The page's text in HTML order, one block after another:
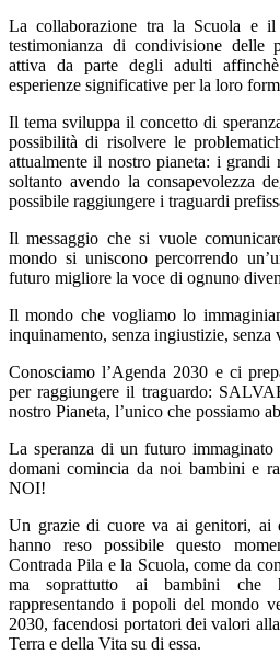
La collaborazione tra la Scuola e il
testimonianza di condivisione delle
attiva da parte degli adulti
esperienze significative per la loro
Il tema sviluppa il concetto di
possibilità di risolvere le
attualmente il nostro pianeta: i grandi
soltanto avendo la consapevolezza
possibile raggiungere i traguardi
Il messaggio che si vuole
mondo si uniscono percorrendo
futuro migliore la voce di ognuno
Il mondo che vogliamo lo
inquinamento, senza ingiustizie, senza
Conosciamo l’Agenda 2030 e ci
per raggiungere il traguardo:
nostro Pianeta, l’unico che possiamo
La speranza di un futuro
domani comincia da noi bambini e
NOI!
Un grazie di cuore va ai genitori, ai
hanno reso possibile questo
Contrada Pila e la Scuola, come da
ma soprattutto ai bambini che
rappresentando i popoli del mondo
2030, facendosi portatori dei valori
Terra e della Vita su di essa.